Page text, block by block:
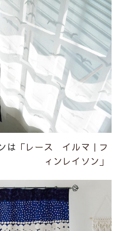
は 「レース イルマ｜フ
ィンレイソン」